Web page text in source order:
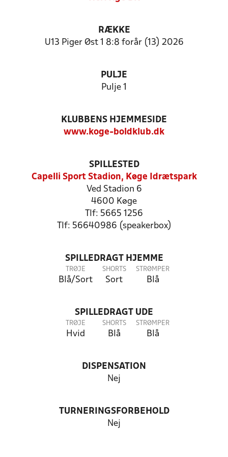
RÆKKE
U13 Piger Øst 1 8:8 forår (13) 2026
PULJE
Pulje 1
KLUBBENS HJEMMESIDE
www.koge-boldklub.dk
SPILLESTED
Capelli Sport Stadion, Køge Idrætspark
Ved Stadion 6
4600 Køge
Tlf: 5665 1256
Tlf: 56640986 (speakerbox)
SPILLEDRAGT HJEMME
TRØJE
Blå/Sort
SHORTS
Sort
STRØMPER
Blå
SPILLEDRAGT UDE
TRØJE
Hvid
SHORTS
Blå
STRØMPER
Blå
DISPENSATION
Nej
TURNERINGSFORBEHOLD
Nej